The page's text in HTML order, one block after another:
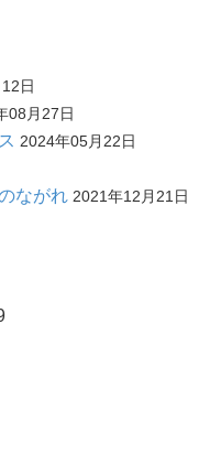
日
08月27日
2024年05月22日
ながれ 2021年12月21日